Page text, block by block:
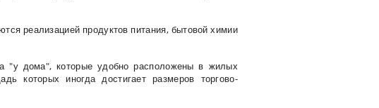
реализацией продуктов питания, бытовой химии
"у дома", которые удобно расположены в жилых
которых иногда достигает размеров торгово-